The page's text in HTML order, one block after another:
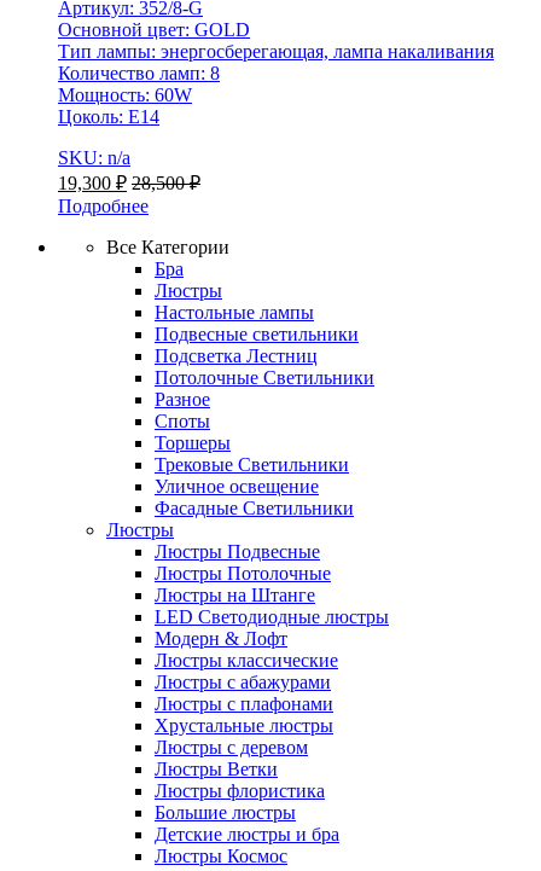
Артикул: 352/8-G
Основной цвет: GOLD
Тип лампы: энергосберегающая, лампа накаливания
Количество ламп: 8
Мощность: 60W
Цоколь: Е14
SKU: n/a
19,300 ₽ 28,500₽
Подробнее
Все Категории
Бра
Люстры
Настольные лампы
Подвесные светильники
Подсветка Лестниц
Потолочные Светильники
Разное
Споты
Торшеры
Трековые Светильники
Уличное освещение
Фасадные Светильники
Люстры
Люстры Подвесные
Люстры Потолочные
Люстры на Штанге
LED Светодиодные люстры
Модерн & Лофт
Люстры классические
Люстры с абажурами
Люстры с плафонами
Хрустальные люстры
Люстры с деревом
Люстры Ветки
Люстры флористика
Большие люстры
Детские люстры и бра
Люстры Космос